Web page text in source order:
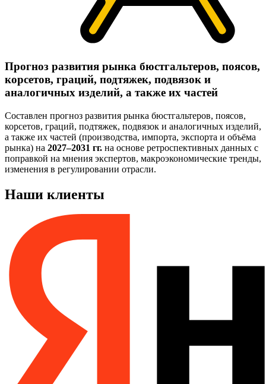
Прогноз развития рынка бюстгальтеров, поясов,
корсетов, граций, подтяжек, подвязок и
аналогичных изделий, а также их частей
Составлен прогноз развития рынка бюстгальтеров, поясов,
корсетов, граций, подтяжек, подвязок и аналогичных изделий,
а также их частей (производства, импорта, экспорта и объёма
рынка) на 2027–2031 гг. на основе ретроспективных данных с
поправкой на мнения экспертов, макроэкономические тренды,
изменения в регулировании отрасли.
Наши клиенты